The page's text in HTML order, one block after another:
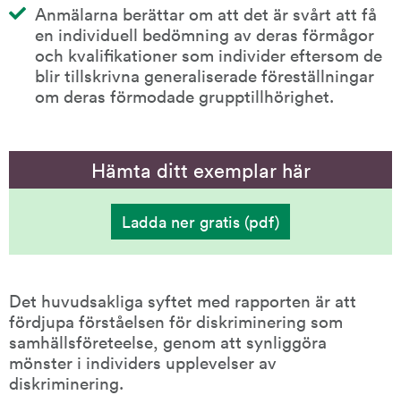
Anmälarna berättar om att det är svårt att få
en individuell bedömning av deras förmågor
och kvalifikationer som individer eftersom de
blir tillskrivna generaliserade föreställningar
om deras förmodade grupptillhörighet.
Hämta ditt exemplar här
Ladda ner gratis (pdf)
(Delar
av
mönster
analys
av
upplevelser
av
diskriminering
Det huvudsakliga syftet med rapporten är att
fördjupa förståelsen för diskriminering som
samhällsföreteelse, genom att synliggöra
mönster i individers upplevelser av
diskriminering.